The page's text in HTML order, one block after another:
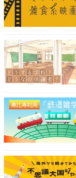
こちらもおすすめ
ラ
ト